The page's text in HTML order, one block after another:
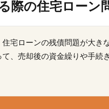
際の住宅ローン
宅ローンの残債問題が大き
、売却後の資金繰りや手続